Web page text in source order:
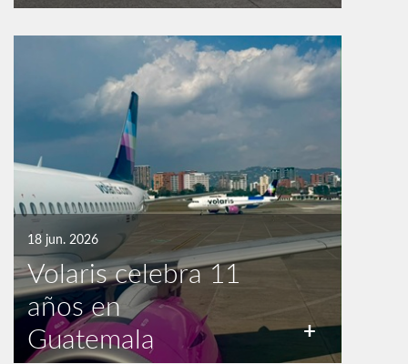
18 jun. 2026
Volaris celebra 11
años en
Guatemala
+